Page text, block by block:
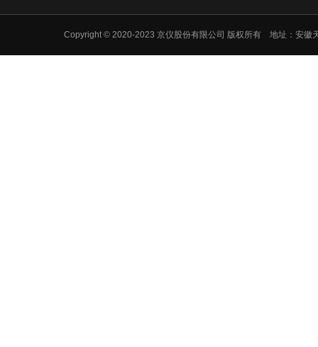
Copyright © 2020-2023 京仪股份有限公司 版权所有 地址：安